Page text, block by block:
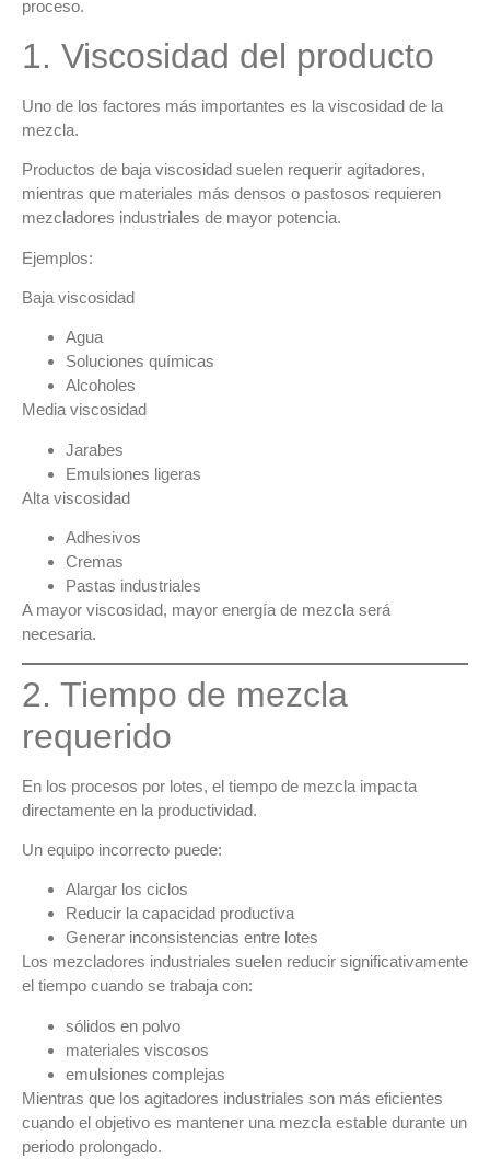
proceso.
1. Viscosidad del producto
Uno de los factores más importantes es la viscosidad de la
mezcla.
Productos de baja viscosidad suelen requerir agitadores,
mientras que materiales más densos o pastosos requieren
mezcladores industriales de mayor potencia.
Ejemplos:
Baja viscosidad
Agua
Soluciones químicas
Alcoholes
Media viscosidad
Jarabes
Emulsiones ligeras
Alta viscosidad
Adhesivos
Cremas
Pastas industriales
A mayor viscosidad, mayor energía de mezcla será
necesaria.
2. Tiempo de mezcla
requerido
En los procesos por lotes, el tiempo de mezcla impacta
directamente en la productividad.
Un equipo incorrecto puede:
Alargar los ciclos
Reducir la capacidad productiva
Generar inconsistencias entre lotes
Los mezcladores industriales suelen reducir significativamente
el tiempo cuando se trabaja con:
sólidos en polvo
materiales viscosos
emulsiones complejas
Mientras que los agitadores industriales son más eficientes
cuando el objetivo es mantener una mezcla estable durante un
periodo prolongado.